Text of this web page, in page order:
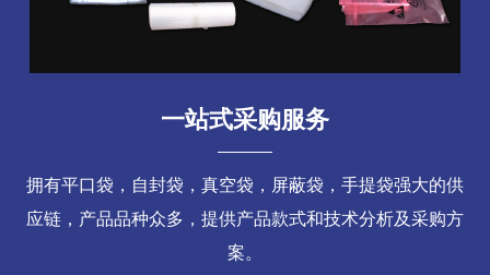
一站式采购服务
拥有平口袋，自封袋，真空袋，屏蔽袋，手提袋强大的供
应链，产品品种众多，提供产品款式和技术分析及采购方
案。